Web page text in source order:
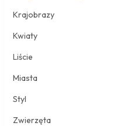
Krajobrazy
Kwiaty
Liście
Miasta
Styl
Zwierzęta